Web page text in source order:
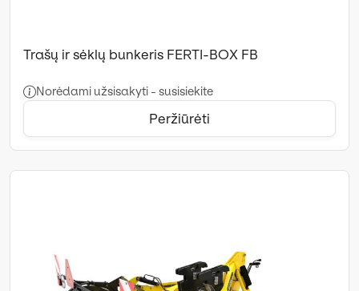
Trašų ir sėklų bunkeris FERTI-BOX FB
Norėdami užsisakyti - susisiekite
Peržiūrėti